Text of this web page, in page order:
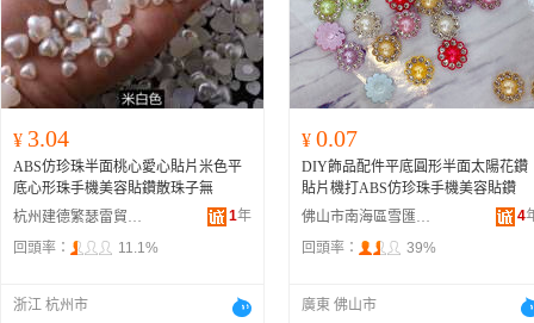
¥ 3.04
ABS仿珍珠半面桃心愛心貼片米色平
底心形珠手機美容貼鑽散珠子無
杭州建德繁瑟雷貿易商行
1年
回頭率：
11.1%
浙江 杭州市
¥ 0.07
DIY飾品配件平底圓形半面太陽花鑽
貼片機打ABS仿珍珠手機美容貼鑽
佛山市南海區雪匯五金廠
4
回頭率：
39%
廣東 佛山市